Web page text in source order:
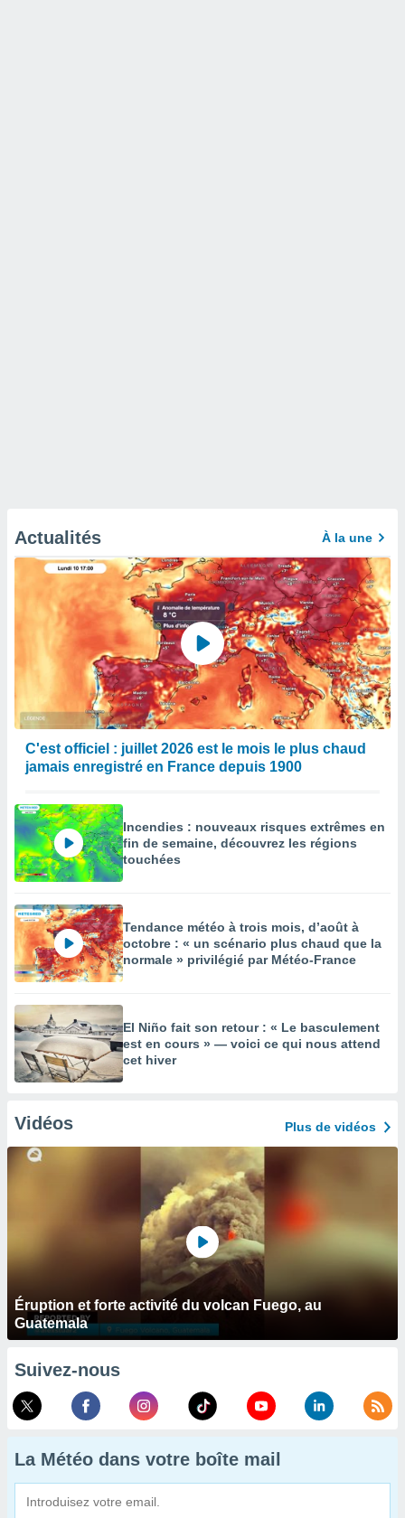
Actualités À la une
C'est officiel : juillet 2026 est le mois le plus chaud
jamais enregistré en France depuis 1900
Incendies : nouveaux risques extrêmes en
fin de semaine, découvrez les régions
touchées
Tendance météo à trois mois, d’août à
octobre : « un scénario plus chaud que la
normale » privilégié par Météo-France
El Niño fait son retour : « Le basculement
est en cours » — voici ce qui nous attend
cet hiver
Vidéos Plus de vidéos
Éruption et forte activité du volcan Fuego, au
Guatemala
Suivez-nous
La Météo dans votre boîte mail